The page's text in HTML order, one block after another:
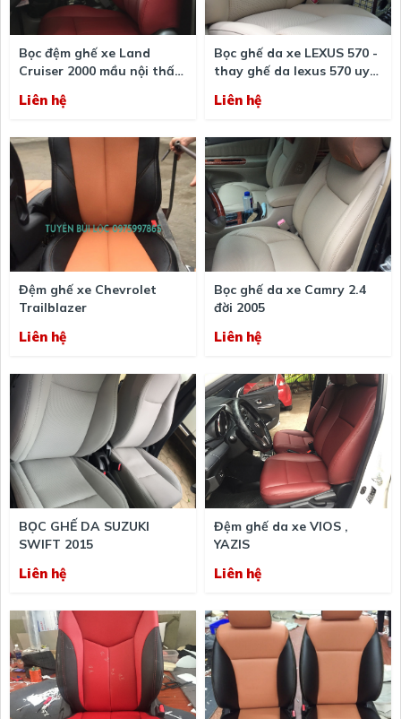
Bọc đệm ghế xe Land
Cruiser 2000 mầu nội thất
Liên hệ
Bọc ghế da xe LEXUS 570 -
thay ghế da lexus 570 uy
Liên hệ
Đệm ghế xe Chevrolet
Trailblazer
Liên hệ
Bọc ghế da xe Camry 2.4
đời 2005
Liên hệ
BỌC GHẾ DA SUZUKI
SWIFT 2015
Liên hệ
Đệm ghế da xe VIOS ,
YAZIS
Liên hệ